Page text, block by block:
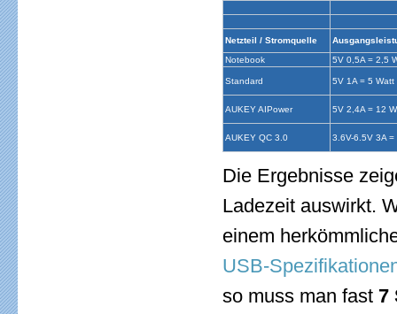
Netzteil / Stromquelle
Notebook
5V 0,5A = 2,5
Standard 5V 1A = 5 Watt
AUKEY AIPower 5V 2,4A = 12
AUKEY QC 3.0 3.6V-6.5V 3A
Die Ergebnisse
Ladezeit auswirkt.
einem
USB-
so muss man fast 7